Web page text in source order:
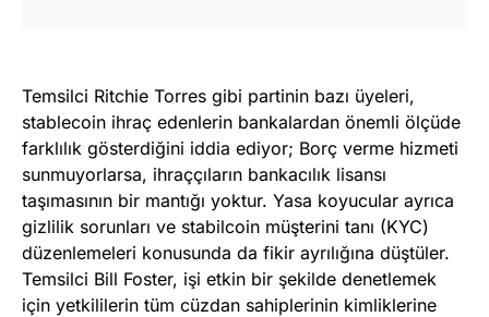
Temsilci Ritchie Torres gibi partinin bazı üyeleri,
stablecoin ihraç edenlerin bankalardan önemli ölçüde
farklılık gösterdiğini iddia ediyor; Borç verme hizmeti
sunmuyorlarsa, ihraççıların bankacılık lisansı
taşımasının bir mantığı yoktur. Yasa koyucular ayrıca
gizlilik sorunları ve stabilcoin müşterini tanı (KYC)
düzenlemeleri konusunda da fikir ayrılığına düştüler.
Temsilci Bill Foster, işi etkin bir şekilde denetlemek
için yetkililerin tüm cüzdan sahiplerinin kimliklerine